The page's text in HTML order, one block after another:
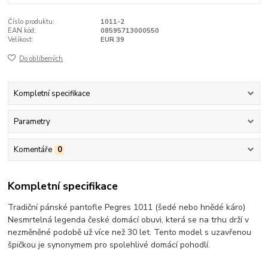
Číslo produktu:
1011-2
EAN kód:
08595713000550
Velikost:
EUR 39
Do oblíbených
Kompletní specifikace
Parametry
Komentáře 0
Kompletní specifikace
Tradiční pánské pantofle Pegres 1011 (šedé nebo hnědé káro)
Nesmrtelná legenda české domácí obuvi, která se na trhu drží v
nezměněné podobě už více než 30 let. Tento model s uzavřenou
špičkou je synonymem pro spolehlivé domácí pohodlí.